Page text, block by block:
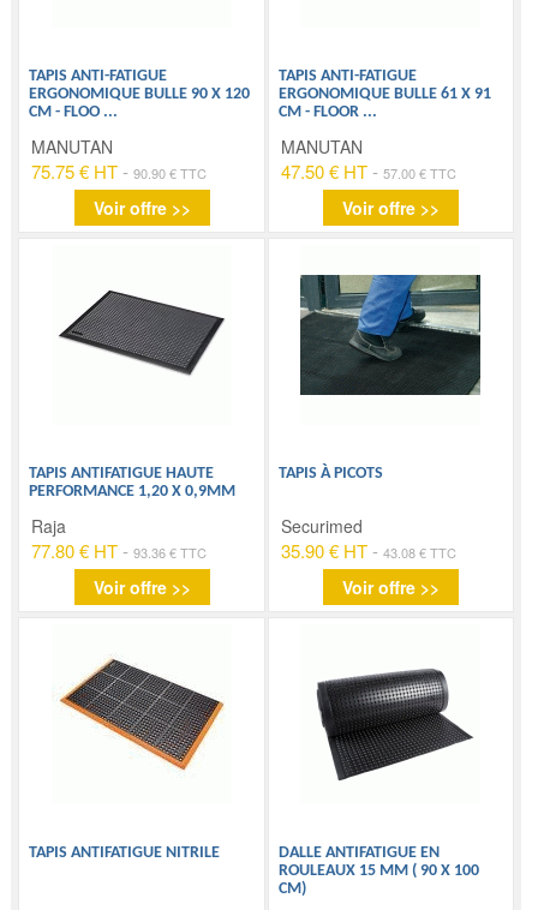
TAPIS ANTI-FATIGUE
ERGONOMIQUE BULLE 90 X 120
CM - FLOO ...
MANUTAN
75.75 € HT -90.90 € TTC
Voir offre >>
TAPIS ANTI-FATIGUE
ERGONOMIQUE BULLE 61 X 91
CM - FLOOR ...
MANUTAN
47.50 € HT- 57.00 € TTC
Voir offre >>
TAPIS ANTIFATIGUE HAUTE
PERFORMANCE 1,20 X 0,9MM
Raja
77.80 € HT -93.36 € TTC
Voir offre >>
TAPIS À PICOTS
Securimed
35.90 € HT- 43.08 € TTC
Voir offre >>
TAPIS ANTIFATIGUE NITRILE
DALLE ANTIFATIGUE EN
ROULEAUX 15 MM ( 90 X 100
CM)